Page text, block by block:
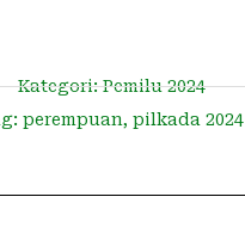
Kategori:Pemilu 2024
perempuan, pilkada 2024